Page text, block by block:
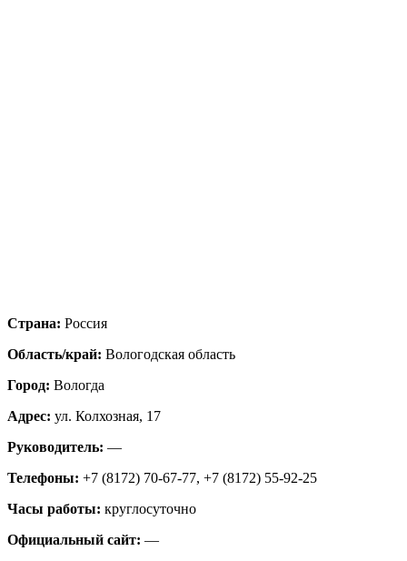
Страна: Россия
Область/край: Вологодская область
Город: Вологда
Адрес: ул. Колхозная, 17
Руководитель: —
Телефоны: +7 (8172) 70-67-77, +7 (8172) 55-92-25
Часы работы: круглосуточно
Официальный сайт: —